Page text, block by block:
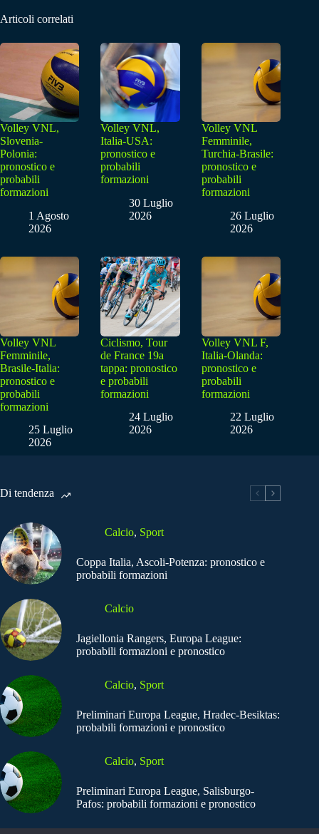
Articoli correlati
Volley VNL,
Slovenia-
Polonia:
pronostico e
probabili
formazioni
1 Agosto
2026
Volley VNL,
Italia-USA:
pronostico e
probabili
formazioni
30 Luglio
2026
Volley VNL
Femminile,
Turchia-Brasile:
pronostico e
probabili
formazioni
26 Luglio
2026
Volley VNL
Femminile,
Brasile-Italia:
pronostico e
probabili
formazioni
25 Luglio
2026
Ciclismo, Tour
de France 19a
tappa: pronostico
e probabili
formazioni
24 Luglio
2026
Volley VNL F,
Italia-Olanda:
pronostico e
probabili
formazioni
22 Luglio
2026
Di tendenza
Calcio, Sport
Coppa Italia, Ascoli-Potenza: pronostico e
probabili formazioni
Calcio
Jagiellonia Rangers, Europa League:
probabili formazioni e pronostico
Calcio, Sport
Preliminari Europa League, Hradec-Besiktas:
probabili formazioni e pronostico
Calcio, Sport
Preliminari Europa League, Salisburgo-
Pafos: probabili formazioni e pronostico